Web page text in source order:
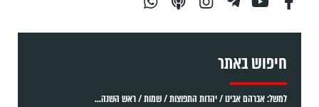
חיפוש באתר
למשל: אברהם אבינו / יהדות התפוצות / שמות / ראש השנה...